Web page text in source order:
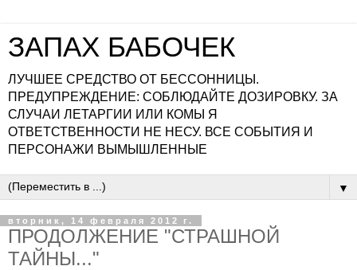
ЗАПАХ БАБОЧЕК
ЛУЧШЕЕ СРЕДСТВО ОТ БЕССОННИЦЫ.
ПРЕДУПРЕЖДЕНИЕ: СОБЛЮДАЙТЕ ДОЗИРОВКУ. ЗА
СЛУЧАИ ЛЕТАРГИИ ИЛИ КОМЫ Я
ОТВЕТСТВЕННОСТИ НЕ НЕСУ. ВСЕ СОБЫТИЯ И
ПЕРСОНАЖИ ВЫМЫШЛЕННЫЕ
▼
вторник, 14 февраля 2012 г.
ПРОДОЛЖЕНИЕ "СТРАШНОЙ
ТАЙНЫ..."